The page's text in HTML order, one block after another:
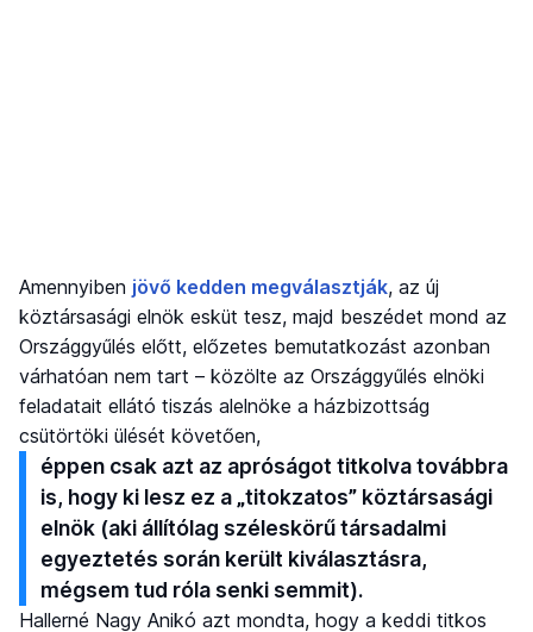
Amennyiben jövő kedden megválasztják, az új
köztársasági elnök esküt tesz, majd beszédet mond az
Országgyűlés előtt, előzetes bemutatkozást azonban
várhatóan nem tart – közölte az Országgyűlés elnöki
feladatait ellátó tiszás alelnöke a házbizottság
csütörtöki ülését követően,
éppen csak azt az apróságot titkolva továbbra
is, hogy ki lesz ez a „titokzatos” köztársasági
elnök (aki állítólag széleskörű társadalmi
egyeztetés során került kiválasztásra,
mégsem tud róla senki semmit).
Hallerné Nagy Anikó azt mondta, hogy a keddi titkos